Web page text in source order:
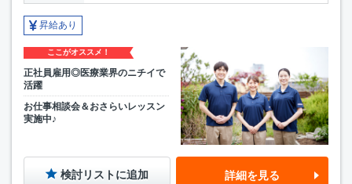
昇給あり
ここがオススメ！
正社員雇用◎医療業界のニチイで
活躍
お仕事相談会＆おさらいレッスン
実施中♪
検討リストに追加 詳細を見る